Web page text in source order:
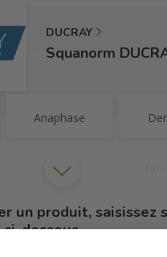
DUCRAY
Squanorm
Anaphase
Elution
Hidrosis control
un produit, saisissez
ci-dessous